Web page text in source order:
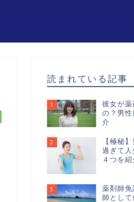
読まれている記事
1
彼女が薬
の？男性
介
2
【極秘
過ぎて
４つを紹
3
薬剤師免
師として